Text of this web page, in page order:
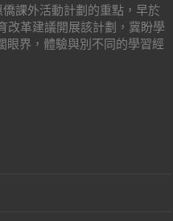
僑課外活動計劃的重點，早於
改革建議開展該計劃，冀盼學
眼界，體驗與別不同的學習經